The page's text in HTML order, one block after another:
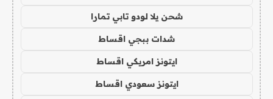
شحن يلا لودو تابي تمارا
شدات ببجي اقساط
ايتونز امريكي اقساط
ايتونز سعودي اقساط